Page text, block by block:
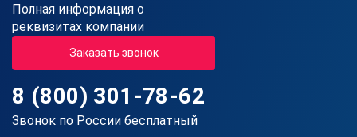
Полная информация о
реквизитах компании
Заказать звонок
8 (800) 301-78-62
Звонок по России бесплатный